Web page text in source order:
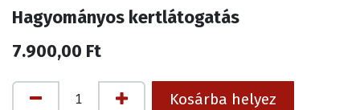
Hagyományos kertlátogatás
7.900,00 Ft
Kosárba helyez